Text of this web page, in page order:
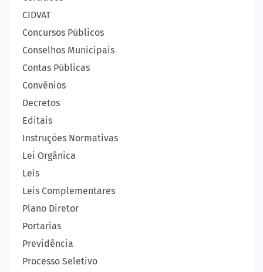
CIDVAT
Concursos Públicos
Conselhos Municipais
Contas Públicas
Convênios
Decretos
Editais
Instruções Normativas
Lei Orgânica
Leis
Leis Complementares
Plano Diretor
Portarias
Previdência
Processo Seletivo